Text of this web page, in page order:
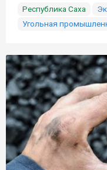
Республика Саха
Угольная